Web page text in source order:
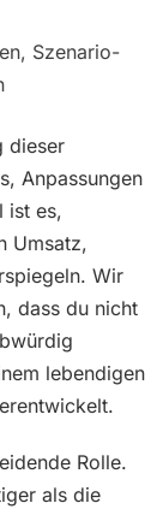
Szenario-
dieser
Anpassungen
ist es,
Umsatz,
Wir
dass du nicht
lebendigen
Rolle.
als die